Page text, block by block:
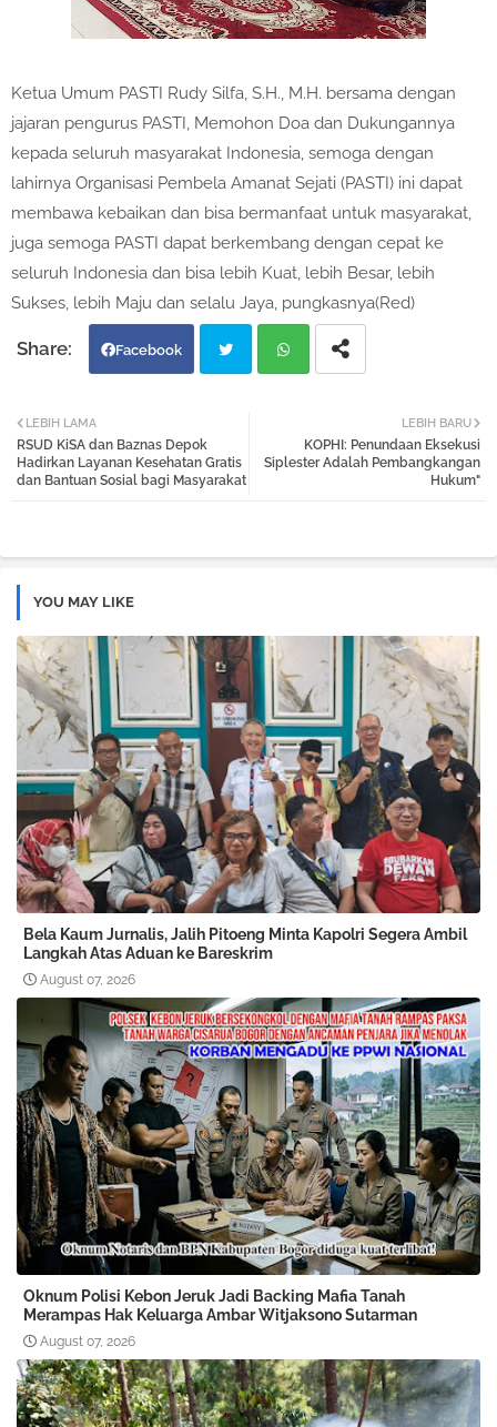
Ketua Umum PASTI Rudy Silfa, S.H., M.H. bersama dengan
jajaran pengurus PASTI, Memohon Doa dan Dukungannya
kepada seluruh masyarakat Indonesia, semoga dengan
lahirnya Organisasi Pembela Amanat Sejati (PASTI) ini dapat
membawa kebaikan dan bisa bermanfaat untuk masyarakat,
juga semoga PASTI dapat berkembang dengan cepat ke
seluruh Indonesia dan bisa lebih Kuat, lebih Besar, lebih
Sukses, lebih Maju dan selalu Jaya, pungkasnya(Red)
Facebook
LEBIH BARU
KOPHI: Penundaan Eksekusi
Siplester Adalah Pembangkangan
Hukum"
LEBIH LAMA
RSUD KiSA dan Baznas Depok
Hadirkan Layanan Kesehatan Gratis
dan Bantuan Sosial bagi Masyarakat
YOU MAY LIKE
Bela Kaum Jurnalis, Jalih Pitoeng Minta Kapolri Segera Ambil
Langkah Atas Aduan ke Bareskrim
August 07, 2026
Oknum Polisi Kebon Jeruk Jadi Backing Mafia Tanah
Merampas Hak Keluarga Ambar Witjaksono Sutarman
August 07, 2026